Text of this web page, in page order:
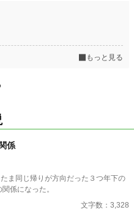
もっと見る
係
ま同じ帰りが方向だった３つ年下の
係になった。
文字数：3,328